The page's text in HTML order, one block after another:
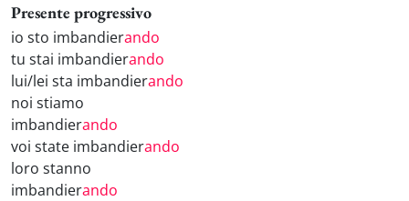
Presente progressivo
io sto imbandierando
tu stai imbandierando
lui/lei sta imbandierando
noi stiamo
imbandierando
voi state imbandierando
loro stanno
imbandierando